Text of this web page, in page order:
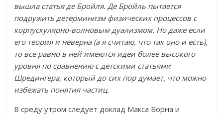
вышла статья де Бройля. Де Бройль пытается
подружить детерминизм физических процессов с
корпускулярно-волновым дуализмом. Но даже если
его теория и неверна (а я считаю, что так оно и есть),
то все равно в ней имеются идеи более высокого
уровня по сравнению с детскими статьями
Шредингера, который до сих пор думает, что можно
избежать понятия частиц.
В среду утром следует доклад Макса Борна и